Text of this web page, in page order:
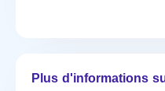
Plus d'informations